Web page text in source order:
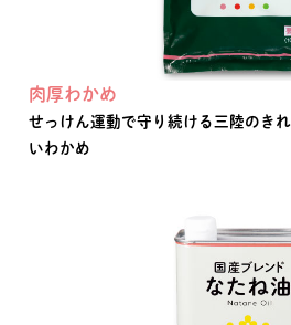
肉厚わかめ
せっけん運動で守り続ける三陸のき
いわかめ